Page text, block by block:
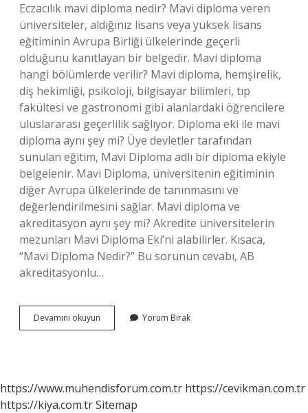
Eczacılık mavi diploma nedir? Mavi diploma veren
üniversiteler, aldığınız lisans veya yüksek lisans
eğitiminin Avrupa Birliği ülkelerinde geçerli
olduğunu kanıtlayan bir belgedir. Mavi diploma
hangi bölümlerde verilir? Mavi diploma, hemşirelik,
diş hekimliği, psikoloji, bilgisayar bilimleri, tıp
fakültesi ve gastronomi gibi alanlardaki öğrencilere
uluslararası geçerlilik sağlıyor. Diploma eki ile mavi
diploma aynı şey mi? Üye devletler tarafından
sunulan eğitim, Mavi Diploma adlı bir diploma ekiyle
belgelenir. Mavi Diploma, üniversitenin eğitiminin
diğer Avrupa ülkelerinde de tanınmasını ve
değerlendirilmesini sağlar. Mavi diploma ve
akreditasyon aynı şey mi? Akredite üniversitelerin
mezunları Mavi Diploma Eki’ni alabilirler. Kısaca,
“Mavi Diploma Nedir?” Bu sorunun cevabı, AB
akreditasyonlu…
Devamını okuyun Eczacılıkta
Mavi
Yorum Bırak
https://www.muhendisforum.com.tr https://cevikman.com.tr
https://kiya.com.trSitemap